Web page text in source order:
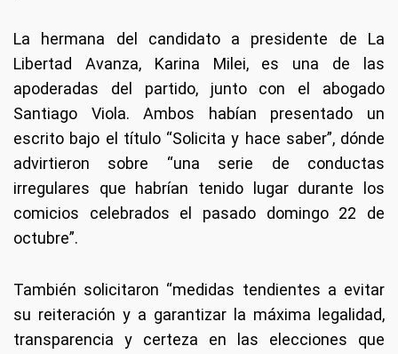
La hermana del candidato a presidente de La
Libertad Avanza, Karina Milei, es una de las
apoderadas del partido, junto con el abogado
Santiago Viola. Ambos habían presentado un
escrito bajo el título “Solicita y hace saber”, dónde
advirtieron sobre “una serie de conductas
irregulares que habrían tenido lugar durante los
comicios celebrados el pasado domingo 22 de
octubre”.
También solicitaron “medidas tendientes a evitar
su reiteración y a garantizar la máxima legalidad,
transparencia y certeza en las elecciones que